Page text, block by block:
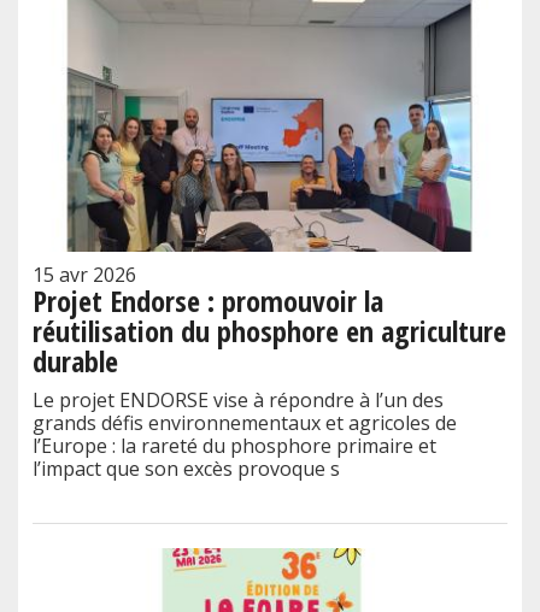
15 avr 2026
Projet Endorse : promouvoir la
réutilisation du phosphore en agriculture
durable
Le projet ENDORSE vise à répondre à l’un des
grands défis environnementaux et agricoles de
l’Europe : la rareté du phosphore primaire et
l’impact que son excès provoque s